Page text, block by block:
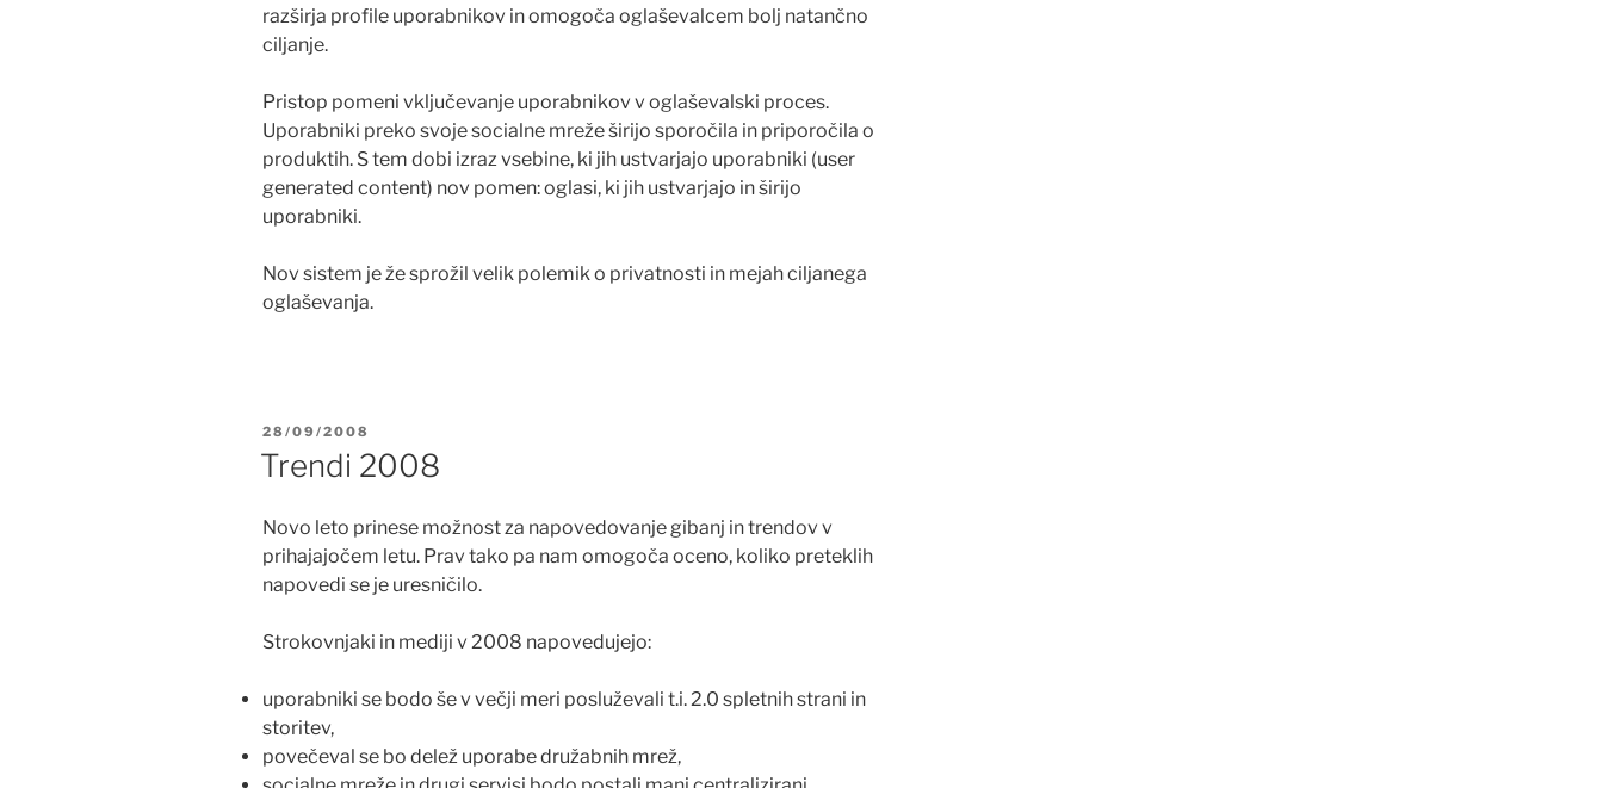
razširja profile uporabnikov in omogoča oglaševalcem bolj natančno
ciljanje.
Pristop pomeni vključevanje uporabnikov v oglaševalski proces.
Uporabniki preko svoje socialne mreže širijo sporočila in priporočila o
produktih. S tem dobi izraz vsebine, ki jih ustvarjajo uporabniki (user
generated content) nov pomen: oglasi, ki jih ustvarjajo in širijo
uporabniki.
Nov sistem je že sprožil velik polemik o privatnosti in mejah ciljanega
oglaševanja.
POSTED
28/09/2008
Trendi 2008
Novo leto prinese možnost za napovedovanje gibanj in trendov v
prihajajočem letu. Prav tako pa nam omogoča oceno, koliko preteklih
napovedi se je uresničilo.
Strokovnjaki in mediji v 2008 napovedujejo:
uporabniki se bodo še v večji meri posluževali t.i. 2.0 spletnih strani in
storitev,
povečeval se bo delež uporabe družabnih mrež,